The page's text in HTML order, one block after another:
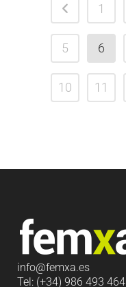
1
5 6
10 11
info@femxa.es
Tel: (+34) 986 493 464